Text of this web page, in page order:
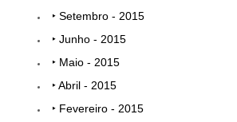
‣ Setembro - 2015
‣ Junho - 2015
‣ Maio - 2015
‣ Abril - 2015
‣ Fevereiro - 2015